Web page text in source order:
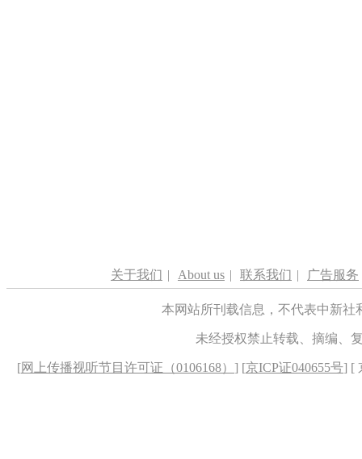
关于我们 | About us | 联系我们 | 广告服务
本网站所刊载信息，不代表中新
未经授权禁止转载、摘编、
[网上传播视听节目许可证（0106168） ] [京ICP证040655号] [